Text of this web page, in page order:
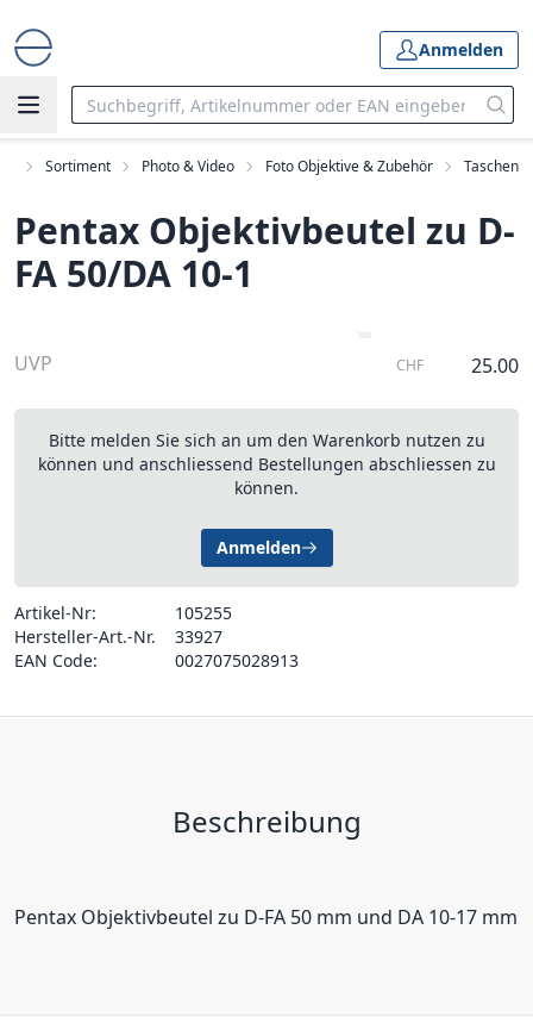
Anmelden
Sortiment Photo & Video Foto Objektive & Zubehör Taschen
Pentax Objektivbeutel zu D-
FA 50/DA 10-1
UVP CHF 25.00
Bitte melden Sie sich an um den Warenkorb nutzen zu
können und anschliessend Bestellungen abschliessen zu
können.
Anmelden
Artikel-Nr:
105255
Hersteller-Art.-Nr.
33927
EAN Code:
0027075028913
Beschreibung
Pentax Objektivbeutel zu D-FA 50 mm und DA 10-17 mm